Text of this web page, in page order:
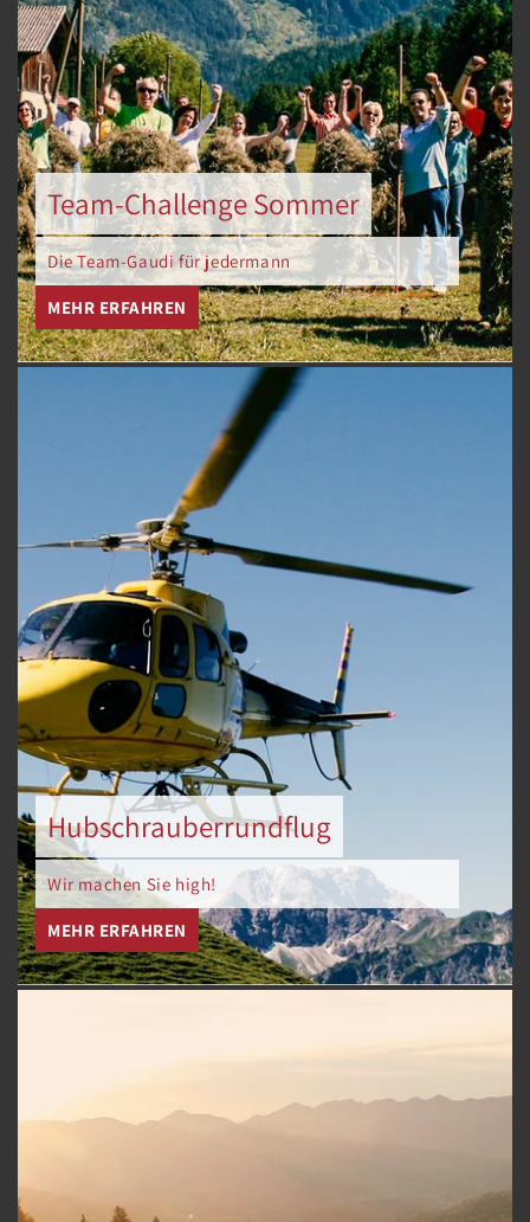
Team-Challenge Sommer
Die Team-Gaudi für jedermann
MEHR ERFAHREN
Hubschrauberrundflug
Wir machen Sie high!
MEHR ERFAHREN